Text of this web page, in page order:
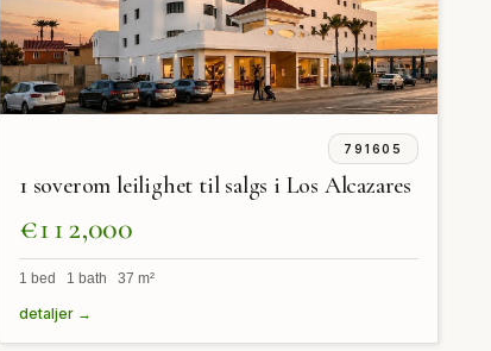
791605
1 soverom leilighet til salgs i Los Alcazares
€112,000
1 bed 1 bath 37 m²
detaljer →